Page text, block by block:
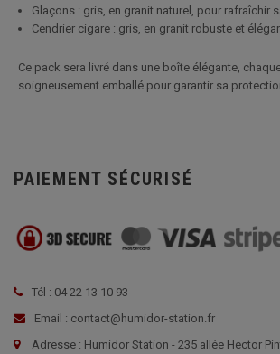
Glaçons : gris, en granit naturel, pour rafraîchir
Cendrier cigare : gris, en granit robuste et
Ce pack sera livré dans une boîte élégante,
soigneusement emballé pour garantir sa
PAIEMENT SÉCURISÉ
Tél : 04 22 13 10 93
Email : contact@humidor-station.fr
Adresse : Humidor Station - 235 allée Hector